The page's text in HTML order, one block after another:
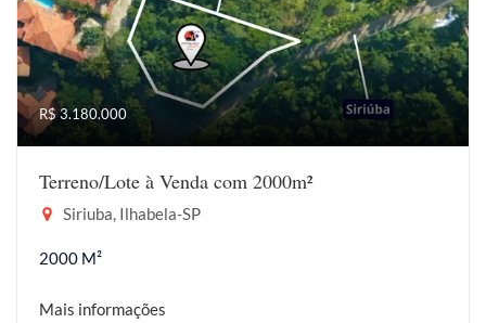
R$ 3.180.000
Terreno/Lote à Venda com 2000m²
Siriuba, Ilhabela-SP
2000 M²
Mais informações